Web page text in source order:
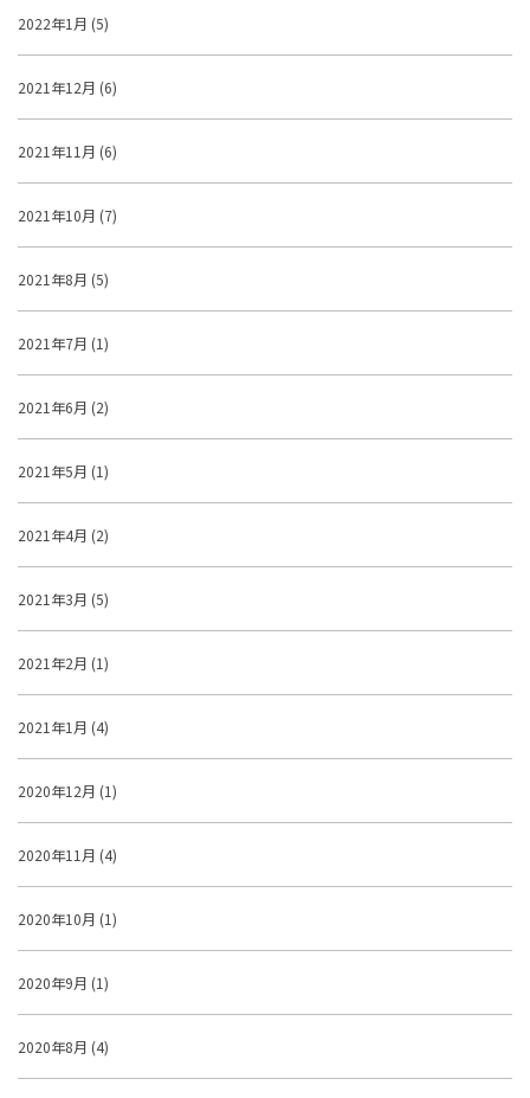
2022年1月 (5)
2021年12月 (6)
2021年11月 (6)
2021年10月 (7)
2021年8月 (5)
2021年7月 (1)
2021年6月 (2)
2021年5月 (1)
2021年4月 (2)
2021年3月 (5)
2021年2月 (1)
2021年1月 (4)
2020年12月 (1)
2020年11月 (4)
2020年10月 (1)
2020年9月 (1)
2020年8月 (4)